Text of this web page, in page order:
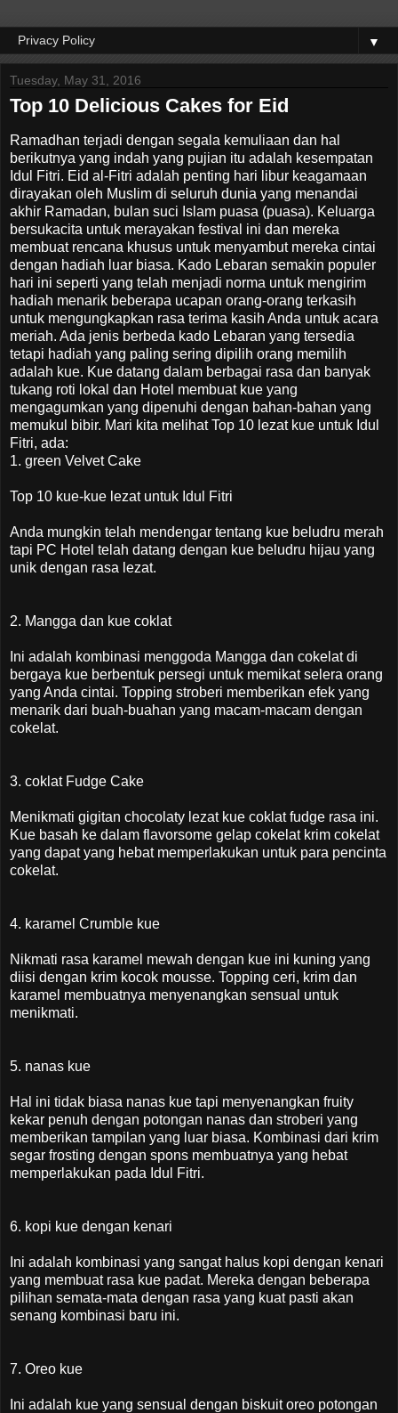
▼
Tuesday, May 31, 2016
Top 10 Delicious Cakes for Eid
Ramadhan terjadi dengan segala kemuliaan dan hal
berikutnya yang indah yang pujian itu adalah kesempatan
Idul Fitri. Eid al-Fitri adalah penting hari libur keagamaan
dirayakan oleh Muslim di seluruh dunia yang menandai
akhir Ramadan, bulan suci Islam puasa (puasa). Keluarga
bersukacita untuk merayakan festival ini dan mereka
membuat rencana khusus untuk menyambut mereka cintai
dengan hadiah luar biasa. Kado Lebaran semakin populer
hari ini seperti yang telah menjadi norma untuk mengirim
hadiah menarik beberapa ucapan orang-orang terkasih
untuk mengungkapkan rasa terima kasih Anda untuk acara
meriah. Ada jenis berbeda kado Lebaran yang tersedia
tetapi hadiah yang paling sering dipilih orang memilih
adalah kue. Kue datang dalam berbagai rasa dan banyak
tukang roti lokal dan Hotel membuat kue yang
mengagumkan yang dipenuhi dengan bahan-bahan yang
memukul bibir. Mari kita melihat Top 10 lezat kue untuk Idul
Fitri, ada:
1. green Velvet Cake
Top 10 kue-kue lezat untuk Idul Fitri
Anda mungkin telah mendengar tentang kue beludru merah
tapi PC Hotel telah datang dengan kue beludru hijau yang
unik dengan rasa lezat.
2. Mangga dan kue coklat
Ini adalah kombinasi menggoda Mangga dan cokelat di
bergaya kue berbentuk persegi untuk memikat selera orang
yang Anda cintai. Topping stroberi memberikan efek yang
menarik dari buah-buahan yang macam-macam dengan
cokelat.
3. coklat Fudge Cake
Menikmati gigitan chocolaty lezat kue coklat fudge rasa ini.
Kue basah ke dalam flavorsome gelap cokelat krim cokelat
yang dapat yang hebat memperlakukan untuk para pencinta
cokelat.
4. karamel Crumble kue
Nikmati rasa karamel mewah dengan kue ini kuning yang
diisi dengan krim kocok mousse. Topping ceri, krim dan
karamel membuatnya menyenangkan sensual untuk
menikmati.
5. nanas kue
Hal ini tidak biasa nanas kue tapi menyenangkan fruity
kekar penuh dengan potongan nanas dan stroberi yang
memberikan tampilan yang luar biasa. Kombinasi dari krim
segar frosting dengan spons membuatnya yang hebat
memperlakukan pada Idul Fitri.
6. kopi kue dengan kenari
Ini adalah kombinasi yang sangat halus kopi dengan kenari
yang membuat rasa kue padat. Mereka dengan beberapa
pilihan semata-mata dengan rasa yang kuat pasti akan
senang kombinasi baru ini.
7. Oreo kue
Ini adalah kue yang sensual dengan biskuit oreo potongan